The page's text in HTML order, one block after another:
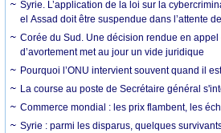
Syrie. L’application de la loi sur la
el Assad doit être suspendue dans l’attente
Corée du Sud. Une décision rendue en appel
d’avortement met au jour un vide juridique
Pourquoi l’ONU intervient souvent quand il
La course au poste de Secrétaire général
Commerce mondial : les prix flambent, les
Syrie : parmi les disparus, quelques